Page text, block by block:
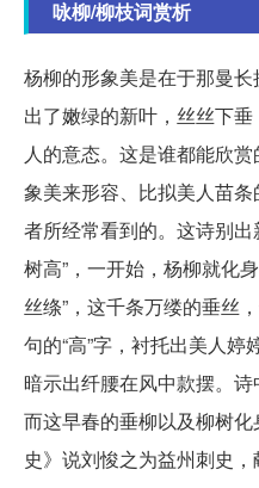
咏柳/柳枝词赏析
杨柳的形象美是在于那曼
出了嫩绿的新叶，丝丝下
人的意态。这是谁都能欣
象美来形容、比拟美人苗
者所经常看到的。这诗别
树高”，一开始，杨柳就化
丝绦”，这千条万缕的垂丝
句的“高”字，衬托出美人婷
暗示出纤腰在风中款摆。诗
而这早春的垂柳以及柳树
史》说刘悛之为益州刺史